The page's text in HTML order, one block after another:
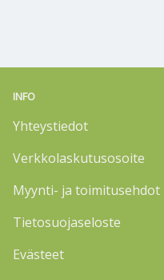
INFO
Yhteystiedot
Verkkolaskutusosoite
Myynti- ja toimitusehdot
Tietosuojaseloste
Evästeet